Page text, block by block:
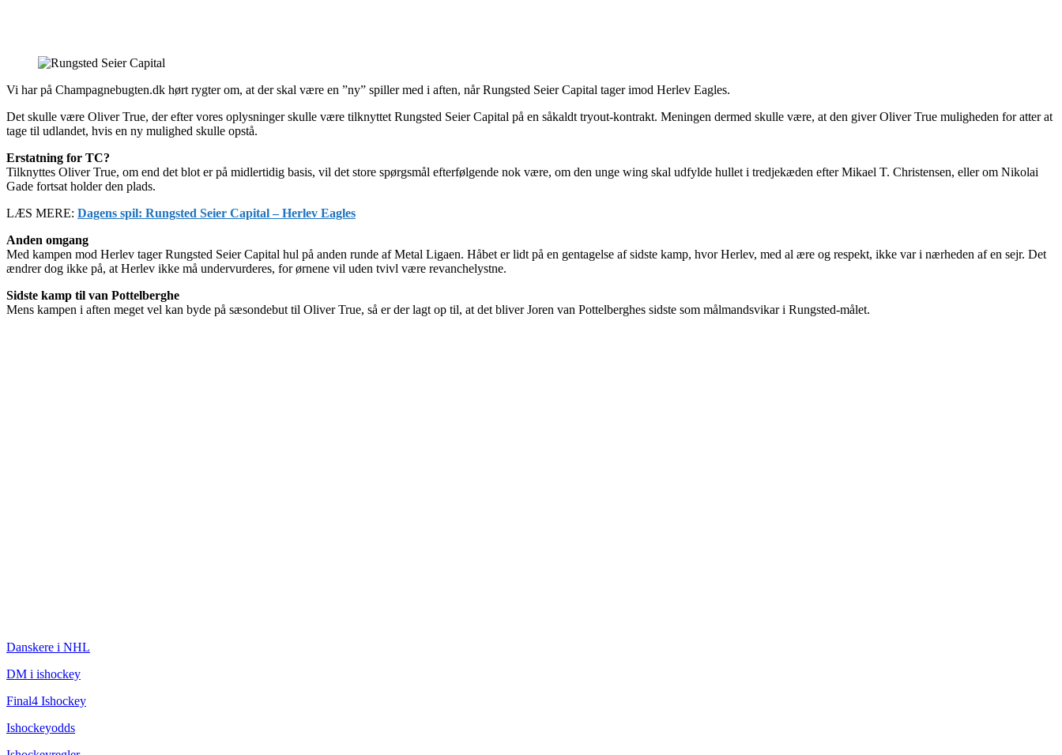
Vi har på Champagnebugten.dk hørt rygter om, at der skal være en ”ny” spiller med i aften, når Rungsted Seier Capital tager imod Herlev Eagles.
Det skulle være Oliver True, der efter vores oplysninger skulle være tilknyttet Rungsted Seier Capital på en såkaldt tryout-kontrakt. Meningen dermed skulle være, at den giver Oliver True muligheden for atter at
tage til udlandet, hvis en ny mulighed skulle opstå.
Erstatning for TC?
Tilknyttes Oliver True, om end det blot er på midlertidig basis, vil det store spørgsmål efterfølgende nok være, om den unge wing skal udfylde hullet i tredjekæden efter Mikael T. Christensen, eller om Nikolai
Gade fortsat holder den plads.
LÆS MERE: Dagens spil: Rungsted Seier Capital – Herlev Eagles
Anden omgang
Med kampen mod Herlev tager Rungsted Seier Capital hul på anden runde af Metal Ligaen. Håbet er lidt på en gentagelse af sidste kamp, hvor Herlev, med al ære og respekt, ikke var i nærheden af en sejr. Det
ændrer dog ikke på, at Herlev ikke må undervurderes, for ørnene vil uden tvivl være revanchelystne.
Sidste kamp til van Pottelberghe
Mens kampen i aften meget vel kan byde på sæsondebut til Oliver True, så er der lagt op til, at det bliver Joren van Pottelberghes sidste som målmandsvikar i Rungsted-målet.
Danskere i NHL
DM i ishockey
Final4 Ishockey
Ishockeyodds